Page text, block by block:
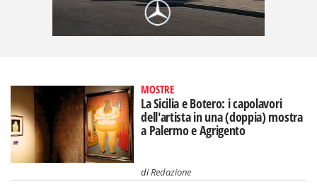
MOSTRE
La Sicilia e Botero: i capolavori
dell'artista in una (doppia) mostra
a Palermo e Agrigento
diRedazione